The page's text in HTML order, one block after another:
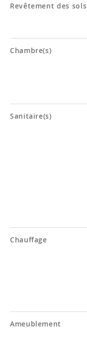
Revêtement des sols
Chambre(s)
Sanitaire(s)
Chauffage
Ameublement